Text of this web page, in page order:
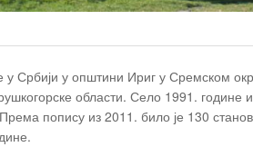
Србији у општини Ириг у Сремском
области. Село 1991. године
попису из 2011. било је 130